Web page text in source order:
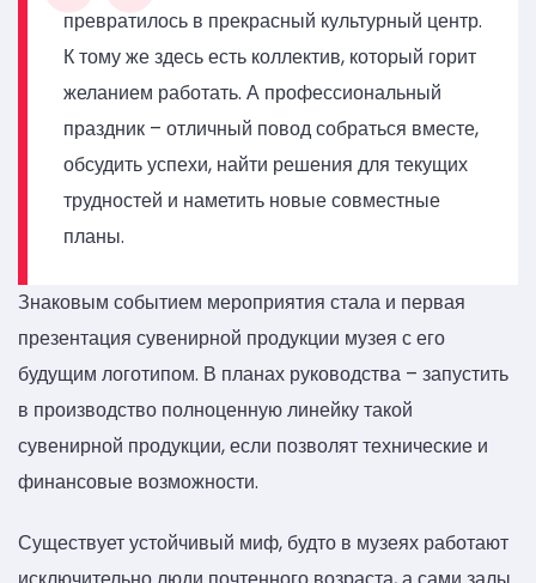
превратилось в прекрасный культурный центр.
К тому же здесь есть коллектив, который горит
желанием работать. А профессиональный
праздник – отличный повод собраться вместе,
обсудить успехи, найти решения для текущих
трудностей и наметить новые совместные
планы.
Знаковым событием мероприятия стала и первая
презентация сувенирной продукции музея с его
будущим логотипом. В планах руководства – запустить
в производство полноценную линейку такой
сувенирной продукции, если позволят технические и
финансовые возможности.
Существует устойчивый миф, будто в музеях работают